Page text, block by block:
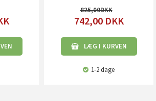
825,00
742,00 DKK
LÆG I KURVEN
1-2 dage